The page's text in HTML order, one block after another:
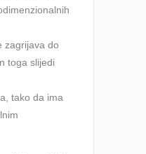
zagrijava do
toga slijedi
tako da ima